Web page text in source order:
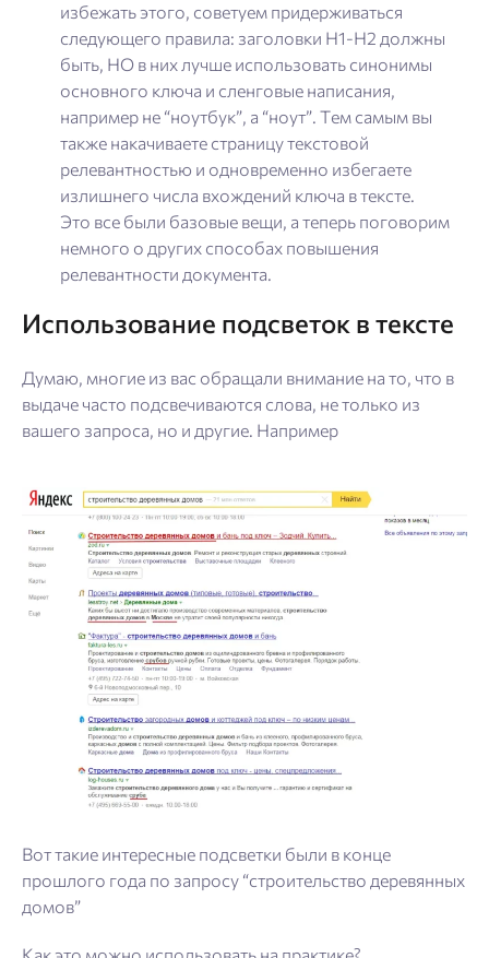
избежать этого, советуем придерживаться
следующего правила: заголовки H1-H2 должны
быть, НО в них лучше использовать синонимы
основного ключа и сленговые написания,
например не “ноутбук”, а “ноут”. Тем самым вы
также накачиваете страницу текстовой
релевантностью и одновременно избегаете
излишнего числа вхождений ключа в тексте.
Это все были базовые вещи, а теперь поговорим
немного о других способах повышения
релевантности документа.
Использование подсветок в тексте
Думаю, многие из вас обращали внимание на то, что в
выдаче часто подсвечиваются слова, не только из
вашего запроса, но и другие. Например
Вот такие интересные подсветки были в конце
прошлого года по запросу “строительство деревянных
домов”